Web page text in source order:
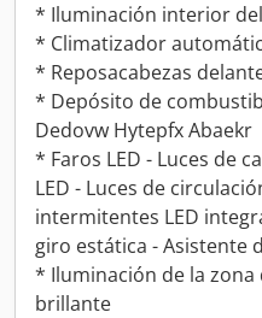
* Iluminación interior
* Climatizador
* Reposacabezas
* Depósito de
Dedovw Hytepfx Abaekr
* Faros LED - Luces de
LED - Luces de
intermitentes LED
giro estática - Asistente
* Iluminación de la zona
brillante